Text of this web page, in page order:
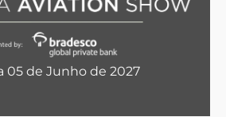
05 de Junho de 2027